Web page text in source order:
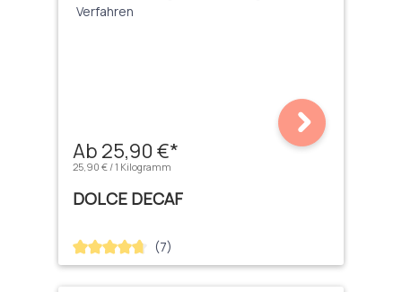
Ab 25,90 €*
25,90 € / 1 Kilogramm
DOLCE DECAF
Durchschnittliche Bewertung von 4.71 von 5 Sternen
(7)